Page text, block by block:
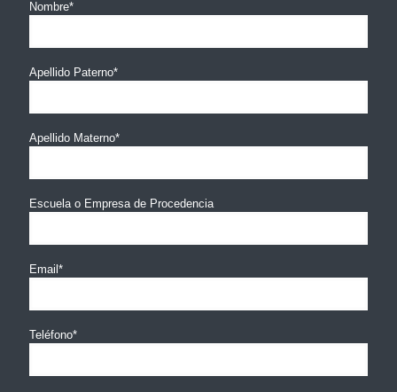
Nombre*
Apellido Paterno*
Apellido Materno*
Escuela o Empresa de Procedencia
Email*
Teléfono*